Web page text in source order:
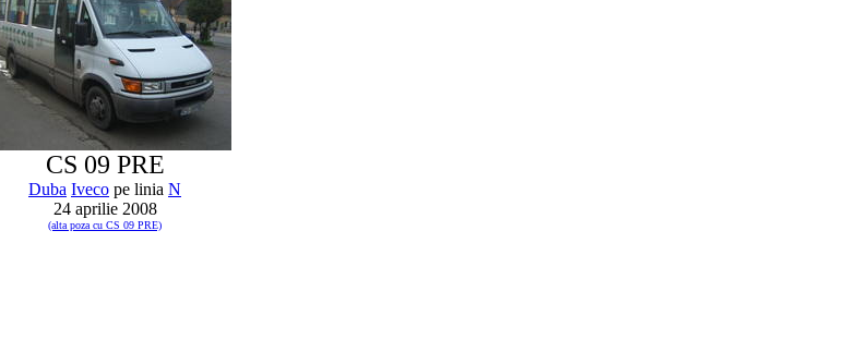
CS 09 PRE
Duba Iveco pe linia N
24 aprilie 2008
(alta poza cu CS 09 PRE)